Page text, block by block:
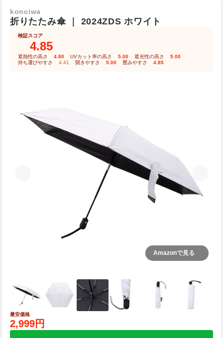
konciwa
折りたたみ傘｜ 2024ZDS ホワイト
検証スコア
4.85
遮熱性の高さ 4.80 UVカット率の高さ 5.00 遮光性の高さ 5.00
持ち運びやすさ 4.41 開きやすさ 5.00 畳みやすさ 4.85
Amazonで見る
最安価格
2,999円